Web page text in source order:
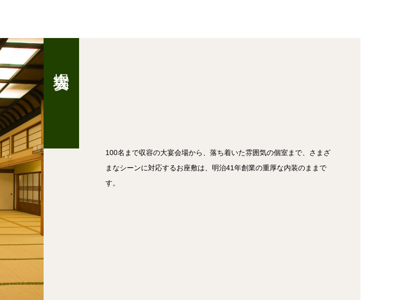
100名まで収容の大宴会場から、落ち着いた雰囲気の個室まで、さまざ
まなシーンに対応するお座敷は、明治41年創業の重厚な内装のままで
す。